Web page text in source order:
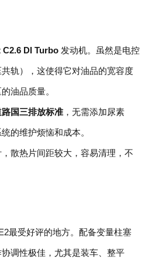
C2.6 DI Turbo 发动机。虽然是电控
轨），这使得它对油品的宽容度
油品质量。
国三排放标准 ，无需添加尿素
的维护烦恼和成本。
散热片间距较大，容易清理，不
最受好评的地方。配备变量柱塞
调性极佳，尤其是装车、整平